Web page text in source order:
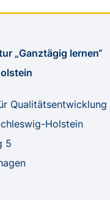
„Ganztägig lernen“
Qualitätsentwicklung
Holstein
5